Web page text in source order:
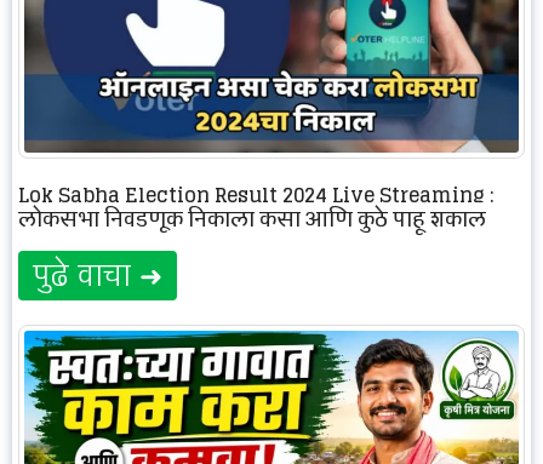
Lok Sabha Election Result 2024 Live Streaming :
लोकसभा निवडणूक निकाला कसा आणि कुठे पाहू शकाल
पुढे वाचा ➜